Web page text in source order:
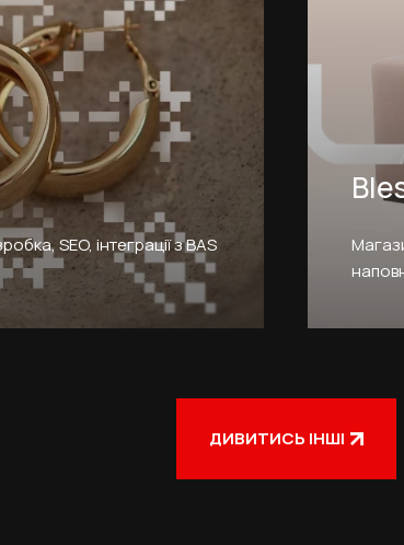
SEO, інтеграції з BAS
ДИВИТИСЬ ІНШІ